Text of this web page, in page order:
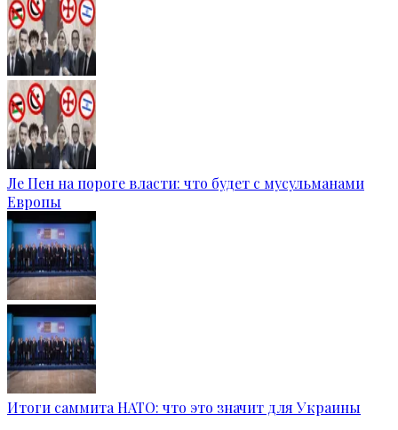
Ле Пен на пороге власти: что будет с мусульманами
Европы
Итоги саммита НАТО: что это значит для Украины